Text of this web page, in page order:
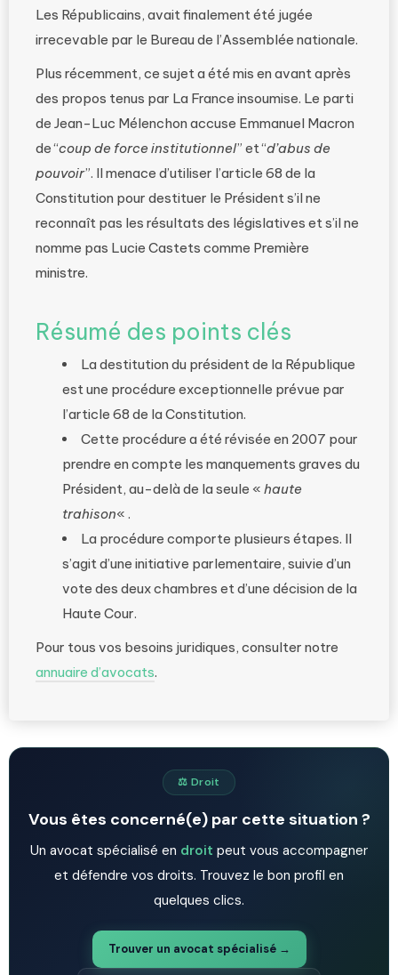
Les Républicains, avait finalement été jugée
irrecevable par le Bureau de l’Assemblée nationale.
Plus récemment, ce sujet a été mis en avant après
des propos tenus par La France insoumise. Le parti
de Jean-Luc Mélenchon accuse Emmanuel Macron
de “coup de force institutionnel” et “d’abus de
pouvoir”. Il menace d’utiliser l’article 68 de la
Constitution pour destituer le Président s’il ne
reconnaît pas les résultats des législatives et s’il ne
nomme pas Lucie Castets comme Première
ministre.
Résumé des points clés
La destitution du président de la République
est une procédure exceptionnelle prévue par
l’article 68 de la Constitution.
Cette procédure a été révisée en 2007 pour
prendre en compte les manquements graves du
Président, au-delà de la seule « haute
trahison« .
La procédure comporte plusieurs étapes. Il
s’agit d’une initiative parlementaire, suivie d’un
vote des deux chambres et d’une décision de la
Haute Cour.
Pour tous vos besoins juridiques, consulter notre
annuaire d’avocats.
⚖️ Droit
Vous êtes concerné(e) par cette situation ?
Un avocat spécialisé en droit peut vous accompagner
et défendre vos droits. Trouvez le bon profil en
quelques clics.
Trouver un avocat spécialisé →